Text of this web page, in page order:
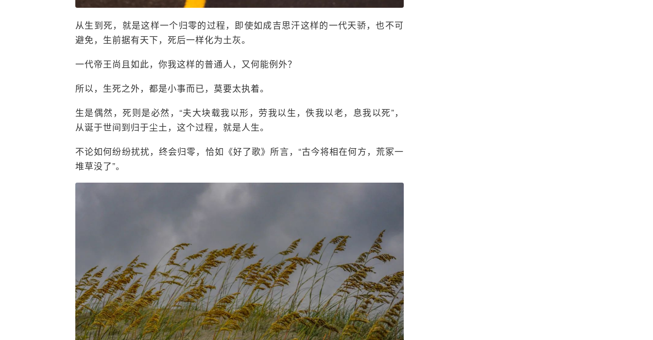
从生到死，就是这样一个归零的过程，即使如成吉思汗这样的一代天骄，也不可
避免，生前据有天下，死后一样化为土灰。
一代帝王尚且如此，你我这样的普通人，又何能例外？
所以，生死之外，都是小事而已，莫要太执着。
生是偶然，死则是必然，“夫大块载我以形，劳我以生，佚我以老，息我以死”，
从诞于世间到归于尘土，这个过程，就是人生。
不论如何纷纷扰扰，终会归零，恰如《好了歌》所言，“古今将相在何方，荒冢一
堆草没了”。